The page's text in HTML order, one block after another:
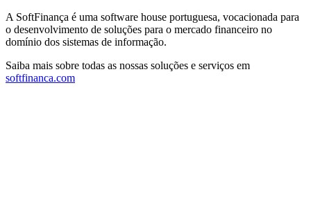
A SoftFinança é uma software house portuguesa, vocacionada para
o desenvolvimento de soluções para o mercado financeiro no
domínio dos sistemas de informação.
Saiba mais sobre todas as nossas soluções e serviços em
softfinanca.com